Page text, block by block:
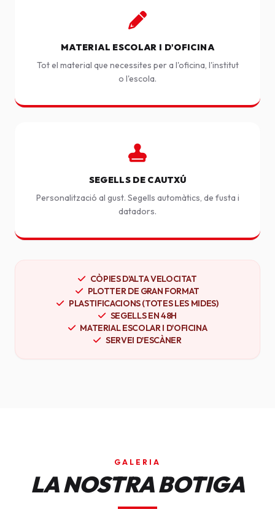
MATERIAL ESCOLAR I D'OFICINA
Tot el material que necessites per a l'oficina, l'institut
o l'escola.
SEGELLS DE CAUTXÚ
Personalització al gust. Segells automàtics, de fusta i
datadors.
CÒPIES D'ALTA VELOCITAT
PLOTTER DE GRAN FORMAT
PLASTIFICACIONS (TOTES LES MIDES)
SEGELLS EN 48H
MATERIAL ESCOLAR I D'OFICINA
SERVEI D'ESCÀNER
GALERIA
LA NOSTRA BOTIGA